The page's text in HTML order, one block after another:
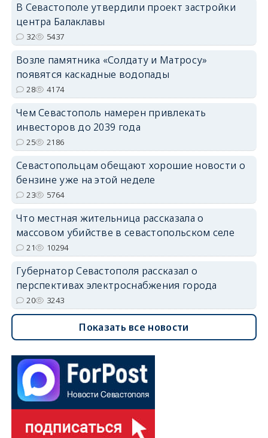
В Севастополе утвердили проект застройки
центра Балаклавы
32 5437
Возле памятника «Солдату и Матросу»
появятся каскадные водопады
28 4174
Чем Севастополь намерен привлекать
инвесторов до 2039 года
25 2186
Севастопольцам обещают хорошие новости о
бензине уже на этой неделе
23 5764
Что местная жительница рассказала о
массовом убийстве в севастопольском селе
21 10294
Губернатор Севастополя рассказал о
перспективах электроснабжения города
20 3243
Показать все новости